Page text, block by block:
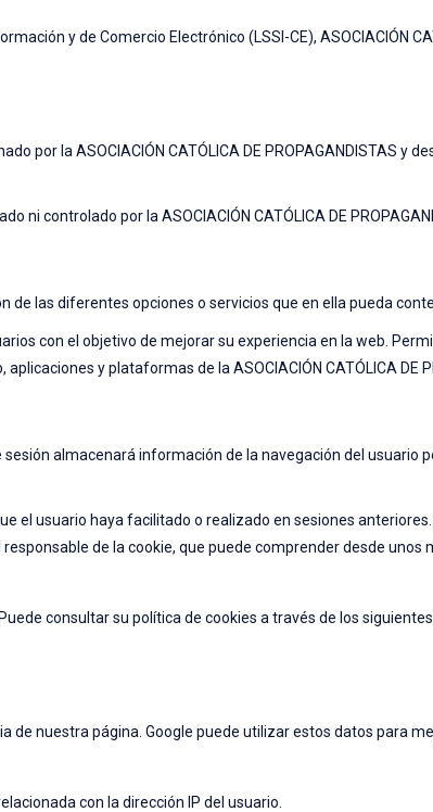
y de Comercio Electrónico (LSSI-CE), ASOCIACIÓN
por la ASOCIACIÓN CATÓLICA DE PROPAGANDISTAS y
controlado por la ASOCIACIÓN CATÓLICA DE
las diferentes opciones o servicios que en ella pueda
con el objetivo de mejorar su experiencia en la web.
y plataformas de la ASOCIACIÓN CATÓLICA DE
almacenará información de la navegación del usuario
el usuario haya facilitado o realizado en sesiones
de la cookie, que puede comprender desde unos
consultar su política de cookies a través de los
de nuestra página. Google puede utilizar estos datos para
con la dirección IP del usuario.